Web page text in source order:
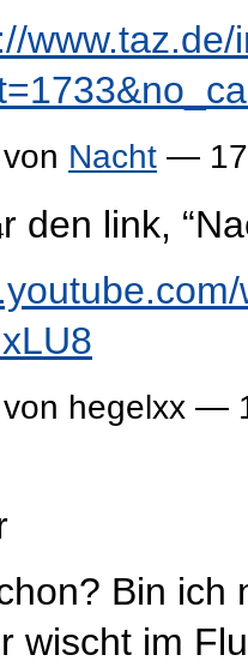
Nacht —
den link,
hegelxx —
Bin ich
wischt im